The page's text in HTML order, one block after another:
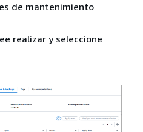
de mantenimiento
realizar y seleccione